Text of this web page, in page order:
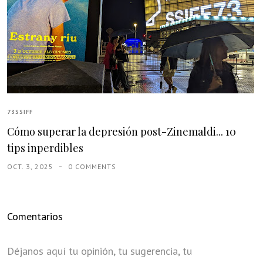
73SSIFF
Cómo superar la depresión post-Zinemaldi... 10
tips inperdibles
OCT. 3, 2025 0 COMMENTS
Comentarios
Déjanos aquí tu opinión, tu sugerencia, tu